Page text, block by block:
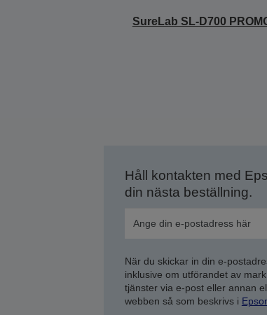
SureLab SL-D700
Håll kontakten med
din nästa beställning.
När du skickar in din e-
inklusive om utförandet av
tjänster via e-post eller annan
webben så som beskrivs i